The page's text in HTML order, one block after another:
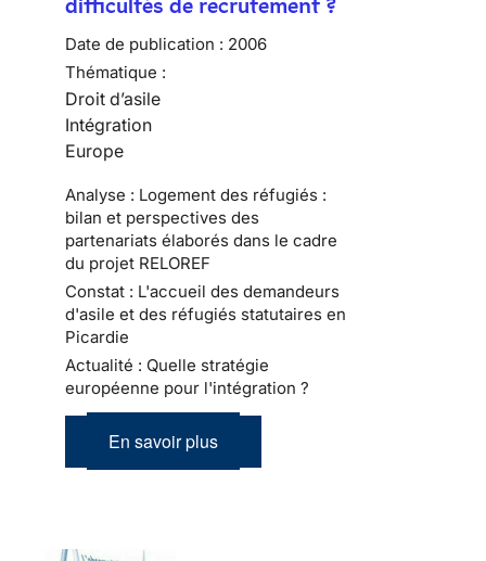
difficultés de recrutement ?
Date de publication : 2006
Thématique :
Droit d’asile
Intégration
Europe
Analyse : Logement des réfugiés :
bilan et perspectives des
partenariats élaborés dans le cadre
du projet RELOREF
Constat : L'accueil des demandeurs
d'asile et des réfugiés statutaires en
Picardie
Actualité : Quelle stratégie
européenne pour l'intégration ?
En savoir plus